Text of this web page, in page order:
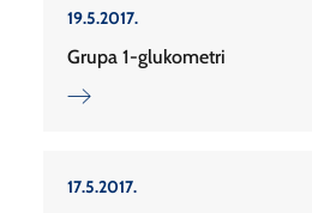
19.5.2017.
Grupa 1-glukometri
17.5.2017.